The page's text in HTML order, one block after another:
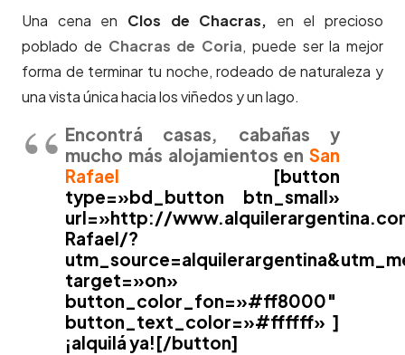
Una cena en Clos de Chacras, en el precioso
poblado de Chacras de Coria, puede ser la mejor
forma de terminar tu noche, rodeado de naturaleza y
una vista única hacia los viñedos y un lago.
Encontrá casas, cabañas y
mucho más alojamientos en San
Rafael [button
type=»bd_button btn_small»
url=»http://
Rafael/?
target=»on»
button_color_fon=»#ff8000″
button_text_color=»#ffffff» ]
¡alquilá ya![/button]